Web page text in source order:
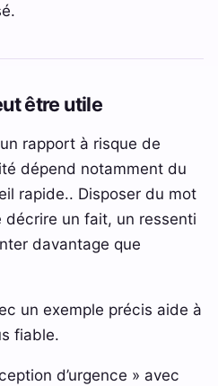
être utile
rapport à risque de
dépend notamment du
rapide.. Disposer du mot
un fait, un ressenti
davantage que
un exemple précis aide à
fiable.
d’urgence » avec